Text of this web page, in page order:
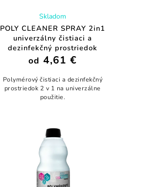
POLY CLEANER SPRAY 2in1
univerzálny čistiaci a
dezinfekčný prostriedok
Skladom
od 4,61 €
Polymérový čistiaci a dezinfekčný
prostriedok 2 v 1 na univerzálne
použitie.